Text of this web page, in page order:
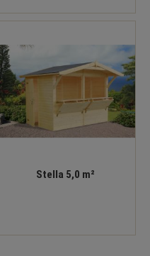
Stella 5,0 m²